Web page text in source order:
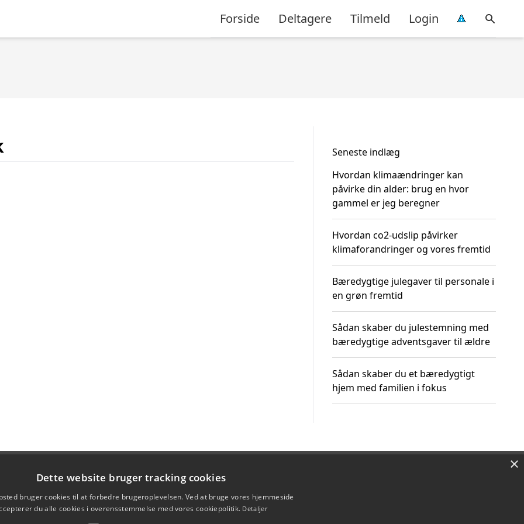
Forside Deltagere Tilmeld Login
Seneste indlæg
Hvordan klimaændringer kan
påvirke din alder: brug en hvor
gammel er jeg beregner
Hvordan co2-udslip påvirker
klimaforandringer og vores fremtid
Bæredygtige julegaver til personale i
en grøn fremtid
Sådan skaber du julestemning med
bæredygtige adventsgaver til ældre
Sådan skaber du et bæredygtigt
hjem med familien i fokus
×
Dette website bruger tracking cookies
bruger cookies til at forbedre brugeroplevelsen. Ved at bruge vores hjemmeside
du alle cookies i overensstemmelse med vores cookiepolitik. Detaljer